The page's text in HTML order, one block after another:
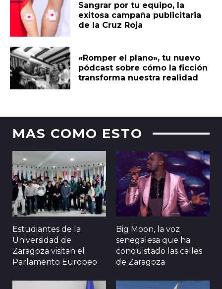
Sangrar por tu equipo, la
exitosa campaña publicitaria
de la Cruz Roja
«Romper el plano», tu nuevo
pódcast sobre cómo la ficción
transforma nuestra realidad
MAS COMO ESTO
Estudiantes de la
Universidad de
Zaragoza visitan el
Parlamento Europeo
Big Moon, la voz
senegalesa que ha
conquistado las calles
de Zaragoza